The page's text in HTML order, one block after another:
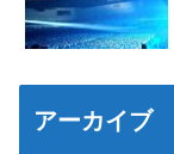
アーカイブ